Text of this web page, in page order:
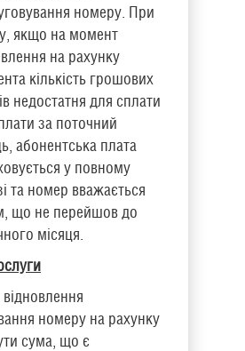
номеру. При
якщо на момент
на рахунку
кількість грошових
недостатня для сплати
за поточний
абонентська плата
у повному
та номер вважається
що не перейшов до
місяця.
номеру на рахунку
сума, що є